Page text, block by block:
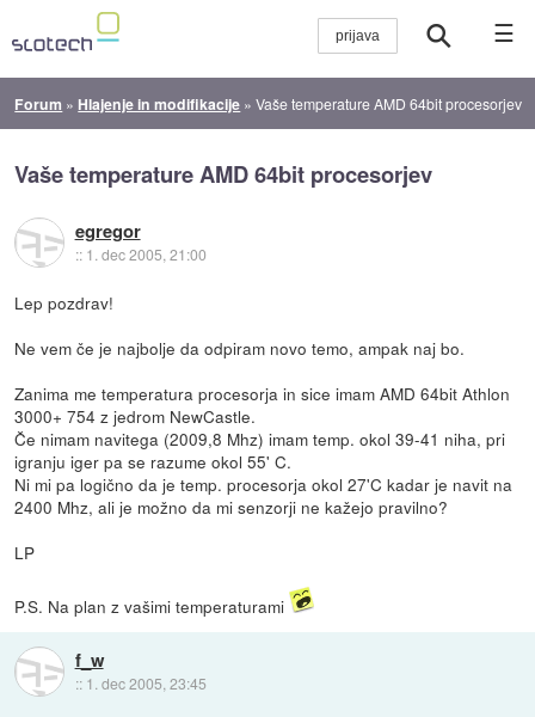
☰
Forum » Hlajenje in modifikacije »Vaše temperature AMD 64bit procesorjev
Vaše temperature AMD 64bit procesorjev
egregor
:: 1. dec 2005, 21:00
Lep pozdrav!
Ne vem če je najbolje da odpiram novo temo, ampak naj bo.
Zanima me temperatura procesorja in sice imam AMD 64bit Athlon
3000+ 754 z jedrom NewCastle.
Če nimam navitega (2009,8 Mhz) imam temp. okol 39-41 niha, pri
igranju iger pa se razume okol 55' C.
Ni mi pa logično da je temp. procesorja okol 27'C kadar je navit na
2400 Mhz, ali je možno da mi senzorji ne kažejo pravilno?
LP
P.S. Na plan z vašimi temperaturami
f_w
:: 1. dec 2005, 23:45